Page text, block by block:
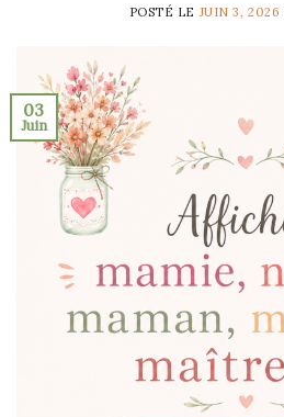
POSTÉ LE JUIN 3, 2026
03
Juin